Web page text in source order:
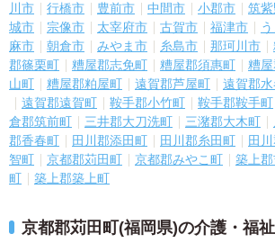
川市
行橋市 豊前市 中間市 小郡市 筑
城市
宗像市 太宰府市 古賀市 福津市
麻市
朝倉市 みやま市 糸島市 那珂川市
郡篠栗町
糟屋郡志免町 糟屋郡須惠町 糟
山町
糟屋郡粕屋町 遠賀郡芦屋町 遠賀郡
遠賀郡遠賀町
鞍手郡小竹町 鞍手郡鞍手町
倉郡筑前町
三井郡大刀洗町 三潴郡大木町
郡香春町
田川郡添田町 田川郡糸田町 田
智町
京都郡苅田町 京都郡みやこ町 築上
町
築上郡築上町
京都郡苅田町(福岡県)の介護・福